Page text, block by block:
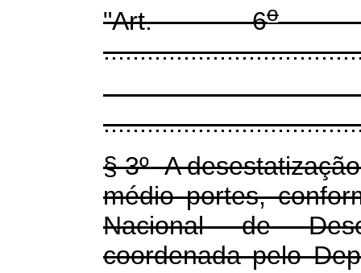
"Art. 6o
§ 3ºA
médio portes,
Nacional de
coordenada pelo